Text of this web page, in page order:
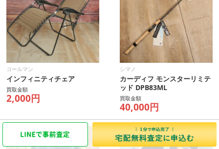
コールマン
インフィニティチェア
買取金額
2,000円
シマノ
カーディフ モンスターリミテ
ッド DPB83ML
買取金額
40,000円